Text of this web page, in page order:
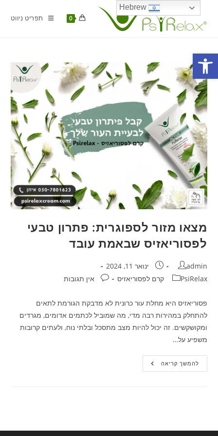
פתח סרגל נגישות
content
0 תפריט ניווט
מצאו מזור לספוגרית: פתרון טבעי
לפסוריאזיס שבאמת עובד
מחבר:
admin פורסם:ינואר 11, 2024
קטגוריה:
PsiRelax קרם לפסוריאזיס תגובות:אין תגובות
פסוריאזיס היא מחלת עור כרונית לא מדבקת הגורמת לתאים
להתחלק במהירות רבה מדי, מה שמוביל לכתמים אדומים, מגרדים
ומקושקשים. זה יכול להיות מצב מתסכל ובלתי נוח, ולעתים קרובות
משפיע על…
להמשך קריאהמצאו
מזור
Hebrew